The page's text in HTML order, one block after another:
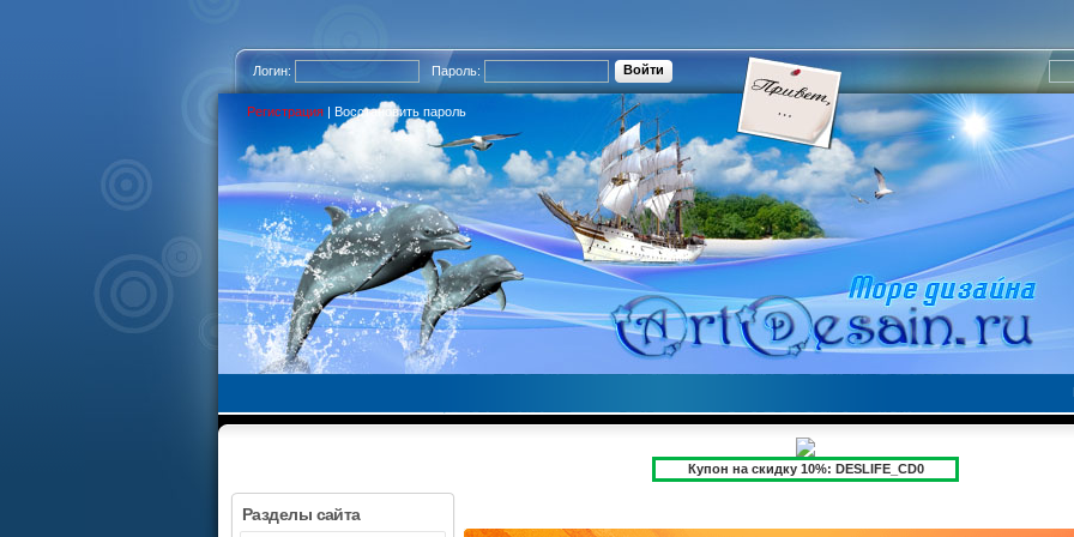
Логин: Пароль:
Регистрация | Восстановить пароль
Купон на скидку 10%: DESLIFE_CD0
Разделы сайта